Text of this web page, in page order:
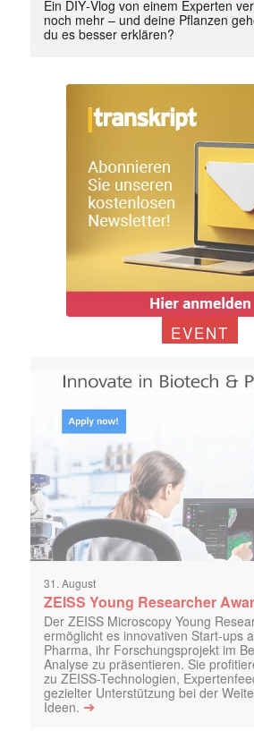
Ein DIY‑Vlog von einem Experten
noch mehr – und deine Pflanzen
du es besser erklären?
EVENT
31. August
ZEISS Young Researcher
Der ZEISS Microscopy Young
ermöglicht es innovativen Start-ups
Pharma, ihr Forschungsprojekt im
Analyse zu präsentieren. Sie
zu ZEISS-Technologien,
gezielter Unterstützung bei der
Ideen. ➔